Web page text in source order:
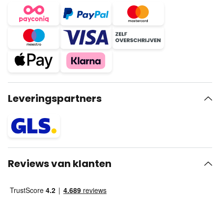
Leveringspartners
Reviews van klanten